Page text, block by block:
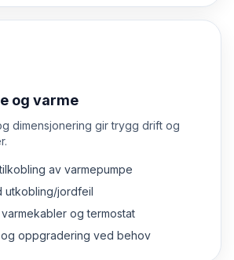
og varme
dimensjonering gir trygg drift og
av varmepumpe
utkobling/jordfeil
og termostat
oppgradering ved behov